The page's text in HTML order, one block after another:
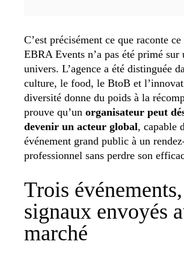
C’est précisément ce que raconte
EBRA Events n’a pas été primé sur
univers. L’agence a été distinguée
culture, le food, le BtoB et
diversité donne du poids à la
prouve qu’un organisateur peut
devenir un acteur global, capable
événement grand public à un
professionnel sans perdre son
Trois
signaux envoyés
marché